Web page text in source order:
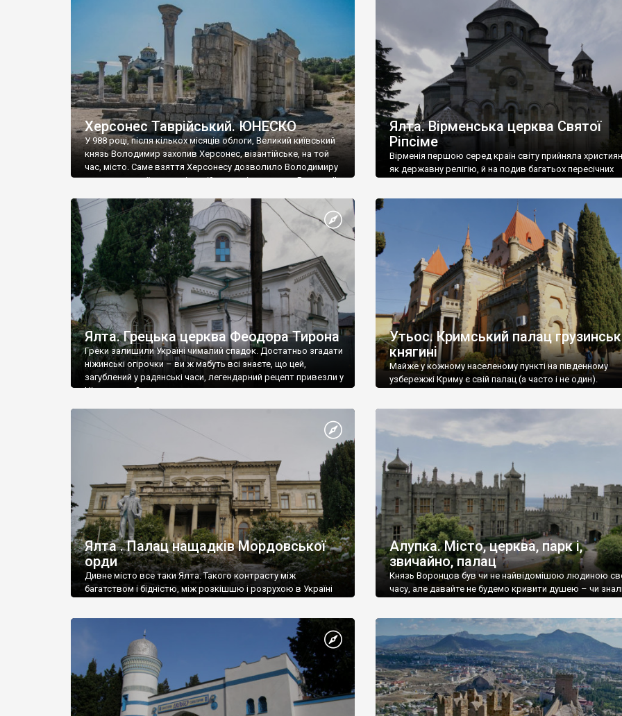
візантійської доби. Раритети викрадені з фондів об’єкту
культурної спадщини ЮНЕСКО «Херсонеса Таврійського».
Офіційно – на виставку «Золото Візантії», але експерти та
влада в Україні вважають це лише […]
називаються «повстяками» (postaki)…” “Вино. Крим
виробляє відмінне вино і його вдосталь: воно все
легке біле і дуже […]
Херсонес Таврійський. ЮНЕСКО
У 988 році, після кількох місяців облоги, Великий київський
князь Володимир захопив Херсонес, візантійське, на той
час, місто. Саме взяття Херсонесу дозволило Володимиру
диктувати свої умови візантійському імператору Василю ІІ,
Херсонесі Володимир-язичник, став Василем-
християнином. А потім було Хрещення Русі. На честь
Херсонесу Таврійського названо місто […]
Ялта. Вірменська церква Святої
Ріпсіме
Вірменія першою серед країн світу прийняла
як державну релігію, й на подив багатьох пересічних
Ялта. Грецька церква Феодора Тирона
Греки залишили Україні чималий спадок. Достатньо згадати
ніжинські огірочки – ви ж мабуть всі знаєте, що цей,
загублений у радянські часи, легендарний рецепт привезли у
Ніжин греки?
Утьос. Кримський палац
княгині
Майже у кожному населеному пункті на південному
узбережжі Криму є свій палац (а часто і не один).
Ялта . Палац нащадків Мордовської
орди
Дивне місто все таки Ялта. Такого контрасту між
багатством і бідністю, між розкішшю і розрухою в Україні
Алупка. Місто, церква, парк і,
звичайно, палац
Князь Воронцов був чи не найвідомішою людиною
часу, але давайте не будемо кривити душею – чи